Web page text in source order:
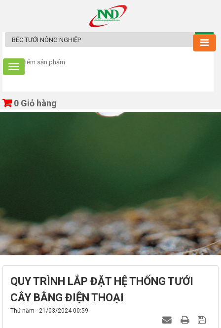
0 Giỏ hàng
QUY TRÌNH LẮP ĐẶT HỆ THỐNG TƯỚI
CÂY BẰNG ĐIỆN THOẠI
Thứ năm - 21/03/2024 00:59